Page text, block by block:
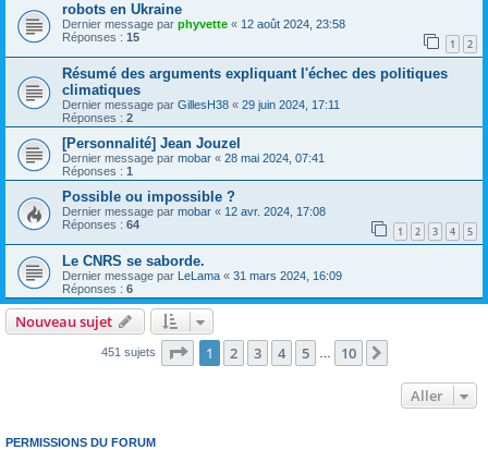
robots en Ukraine
Dernier message par phyvette « 12 août 2024, 23:58
Réponses : 15 1 2
Résumé des arguments expliquant l'échec des politiques
climatiques
Dernier message par GillesH38 « 29 juin 2024, 17:11
Réponses : 2
[Personnalité] Jean Jouzel
Dernier message par mobar « 28 mai 2024, 07:41
Réponses : 1
Possible ou impossible ?
Dernier message par mobar « 12 avr. 2024, 17:08
Réponses : 64 1 2 3 4 5
Le CNRS se saborde.
Dernier message par LeLama « 31 mars 2024, 16:09
Réponses : 6
Nouveau sujet
451 sujets Page 1sur10
1 2 3 4 5 10
Aller
PERMISSIONS DU FORUM